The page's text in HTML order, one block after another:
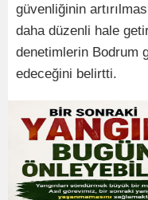
güvenliğinin
daha düzenli hale
denetimlerin Bodrum
edeceğini belirtti.